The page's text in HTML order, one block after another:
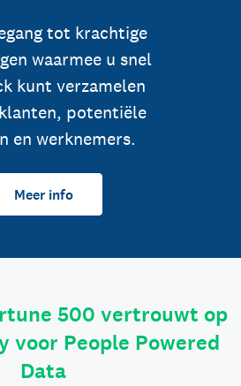
tot krachtige
waarmee u snel
kunt verzamelen
potentiële
en werknemers.
Meer info
500 vertrouwt op
voor People Powered
Data